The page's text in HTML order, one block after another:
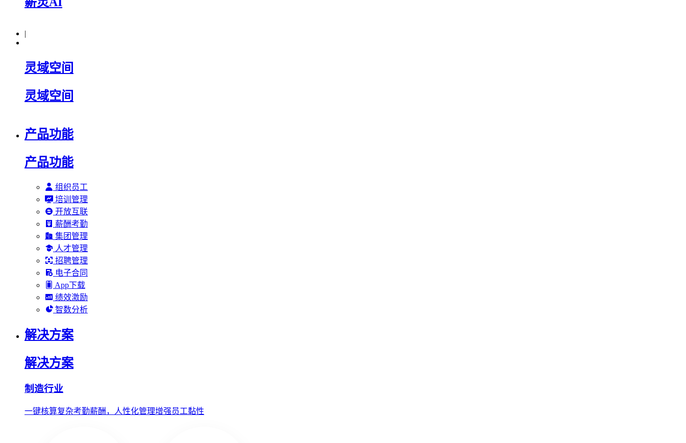
|
灵域空间
灵域空间
产品功能
产品功能
组织员工
培训管理
开放互联
薪酬考勤
集团管理
人才管理
招聘管理
电子合同
App下载
绩效激励
智数分析
解决方案
解决方案
制造行业
一键核算复杂考勤薪酬，人性化管理增强员工黏性